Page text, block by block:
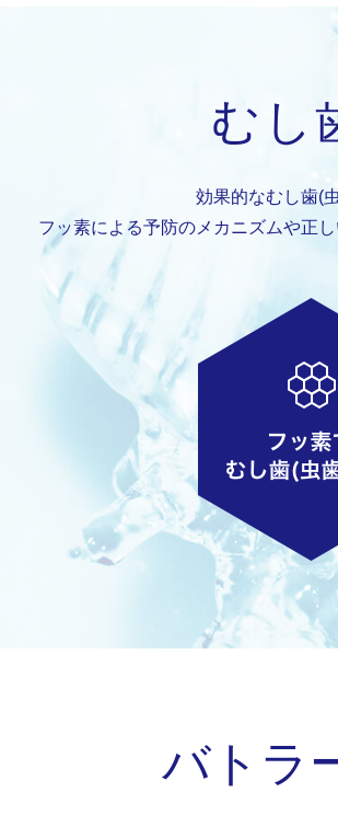
むし
効果的なむし歯(
フッ素による予防のメカニズムや正
バトラ